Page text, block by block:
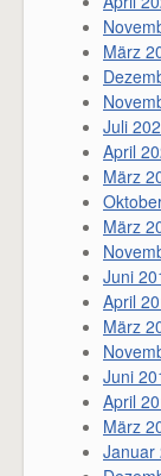
März
Juli
April
März
März
Juni
April
März
Juni
April
März
Januar